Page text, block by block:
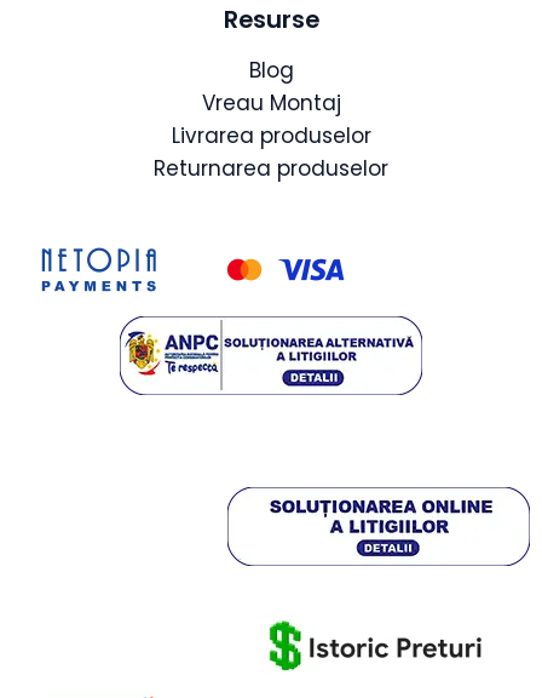
Resurse
Blog
Vreau Montaj
Livrarea produselor
Returnarea produselor